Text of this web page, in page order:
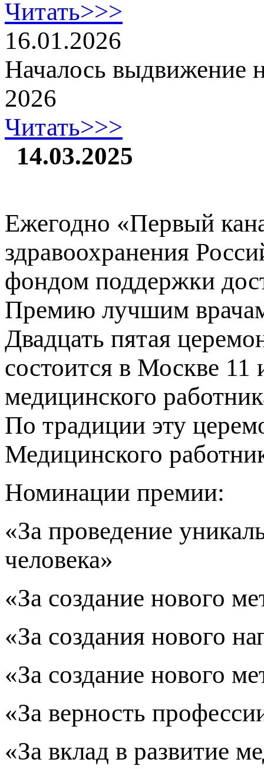
Читать>>>
16.01.2026
Началось выдвижение
2026
Читать>>>
14.03.2025
Ежегодно «Первый
здравоохранения
фондом поддержки
Премию лучшим
Двадцать пятая
состоится в Москве
медицинского
По традиции эту
Медицинского
Номинации премии:
«За проведение
человека»
«За создание нового
«За создания нового
«За создание нового
«За верность
«За вклад в развитие